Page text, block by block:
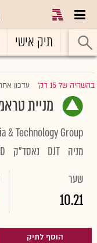
ראשי תיק אישי
בהשהיה של 15 דק' |עדכון
מניית
& Technology Group
מניה DJT נאסד"ק
שער
10.21
הוסף לתיק